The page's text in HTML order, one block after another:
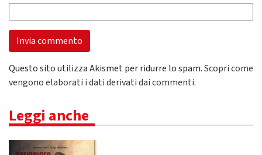
Questo sito utilizza Akismet per ridurre lo spam.Scopri come
vengono elaborati i dati derivati dai commenti.
Leggi anche